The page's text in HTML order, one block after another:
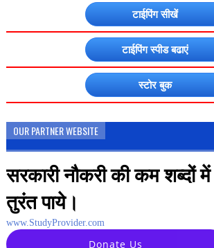
टाईपिंग सीखें
टाईपिंग स्पीड बढाएं
स्टोर बुक
OUR PARTNER WEBSITE
सरकारी नौकरी की कम शब्दों में
तुरंत पाये।
www.StudyProvider.com
Donate Us